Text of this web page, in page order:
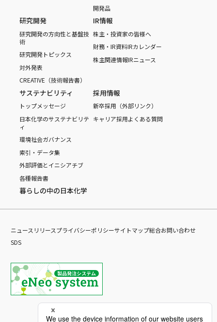
開発品
研究開発
研究開発の方向性と基盤技
術
研究開発トピックス
対外発表
CREATIVE（技術報告書）
IR情報
株主・投資家の皆様へ
財務・IR資料IRカレンダー
株主関連情報IRニュース
サステナビリティ
トップメッセージ
日本化学のサステナビリテ
ィ
環境社会ガバナンス
索引・データ集
外部評価とイニシアチブ
各種報告書
採用情報
新卒採用（外部リンク）
キャリア採用よくある質問
暮らしの中の日本化学
ニュースリリースプライバシーポリシーサイトマップ総合お問い合わせ
SDS